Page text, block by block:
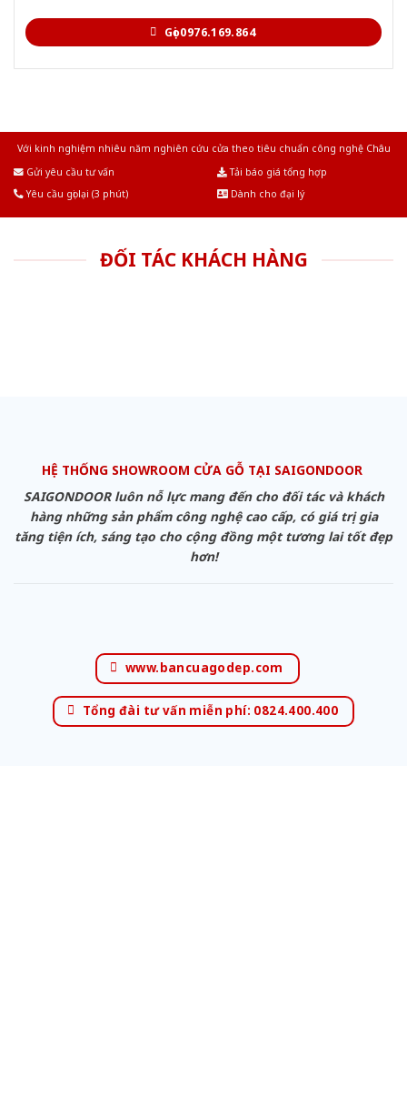
Gọi 0976.169.864
Với kinh nghiệm nhiêu năm nghiên cứu cửa theo tiêu chuẩn công nghệ Châu
Gửi yêu cầu tư vấn
Tải báo giá tổng hợp
Yêu cầu gọi lại (3 phút)
Dành cho đại lý
ĐỐI TÁC KHÁCH HÀNG
HỆ THỐNG SHOWROOM CỬA GỖ TẠI SAIGONDOOR
SAIGONDOOR luôn nỗ lực mang đến cho đối tác và khách
hàng những sản phẩm công nghệ cao cấp, có giá trị gia
tăng tiện ích, sáng tạo cho cộng đồng một tương lai tốt đẹp
hơn!
www.bancuagodep.com
Tổng đài tư vấn miễn phí: 0824.400.400